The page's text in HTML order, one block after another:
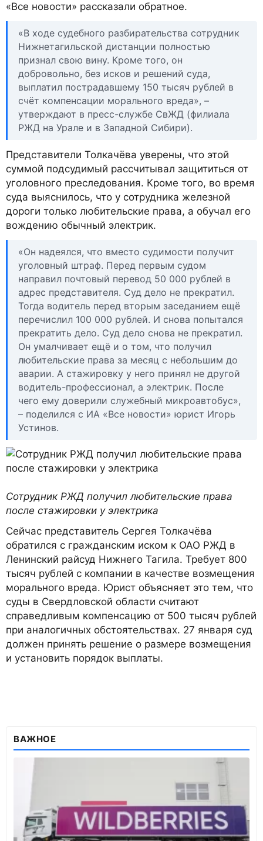
«Все новости» рассказали обратное.
«В ходе судебного разбирательства сотрудник
Нижнетагильской дистанции полностью
признал свою вину. Кроме того, он
добровольно, без исков и решений суда,
выплатил пострадавшему 150 тысяч рублей в
счёт компенсации морального вреда», –
утверждают в пресс-службе СвЖД (филиала
РЖД на Урале и в Западной Сибири).
Представители Толкачёва уверены, что этой
суммой подсудимый рассчитывал защититься от
уголовного преследования. Кроме того, во время
суда выяснилось, что у сотрудника железной
дороги только любительские права, а обучал его
вождению обычный электрик.
«Он надеялся, что вместо судимости получит
уголовный штраф. Перед первым судом
направил почтовый перевод 50 000 рублей в
адрес представителя. Суд дело не прекратил.
Тогда водитель перед вторым заседанием ещё
перечислил 100 000 рублей. И снова попытался
прекратить дело. Суд дело снова не прекратил.
Он умалчивает ещё и о том, что получил
любительские права за месяц с небольшим до
аварии. А стажировку у него принял не другой
водитель-профессионал, а электрик. После
чего ему доверили служебный микроавтобус»,
– поделился с ИА «Все новости» юрист Игорь
Устинов.
Сотрудник РЖД получил любительские права
после стажировки у электрика
Сейчас представитель Сергея Толкачёва
обратился с гражданским иском к ОАО РЖД в
Ленинский райсуд Нижнего Тагила. Требует 800
тысяч рублей с компании в качестве возмещения
морального вреда. Юрист объясняет это тем, что
суды в Свердловской области считают
справедливым компенсацию от 500 тысяч рублей
при аналогичных обстоятельствах. 27 января суд
должен принять решение о размере возмещения
и установить порядок выплаты.
ВАЖНОЕ